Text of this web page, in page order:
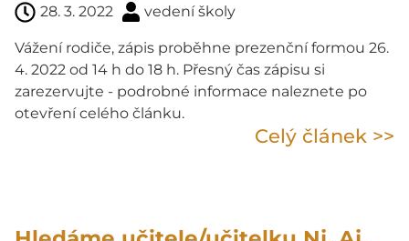
28. 3. 2022 vedení školy
Vážení rodiče, zápis proběhne prezenční formou 26.
4. 2022 od 14 h do 18 h. Přesný čas zápisu si
zarezervujte - podrobné informace naleznete po
otevření celého článku.
Celý článek >>